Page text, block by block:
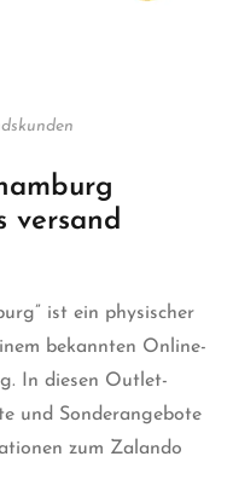
versand
ist ein physischer
bekannten Online-
In diesen Outlet-
und Sonderangebote
zum Zalando